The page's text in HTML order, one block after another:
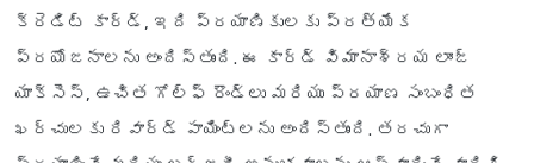
క్రెడిట్ కార్డ్, ఇది ప్రయాణికులకు ప్రత్యేక
ప్రయోజనాలను అందిస్తుంది. ఈ కార్డ్ విమానాశ్రయ లాంజ్
యాక్సెస్, ఉచిత గోల్ఫ్ రౌండ్లు మరియు ప్రయాణ సంబంధిత
ఖర్చులకు రివార్డ్ పాయింట్లను అందిస్తుంది. తరచుగా